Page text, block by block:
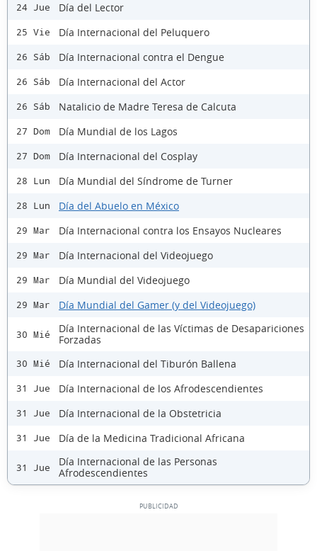
24 Jue Día del Lector
25 Vie Día Internacional del Peluquero
26 Sáb Día Internacional contra el Dengue
26 Sáb Día Internacional del Actor
26 Sáb Natalicio de Madre Teresa de Calcuta
27 Dom Día Mundial de los Lagos
27 Dom Día Internacional del Cosplay
28 Lun Día Mundial del Síndrome de Turner
28 Lun Día del Abuelo en México
29 Mar Día Internacional contra los Ensayos Nucleares
29 Mar Día Internacional del Videojuego
29 Mar Día Mundial del Videojuego
29 Mar Día Mundial del Gamer (y del Videojuego)
30 Mié
Día Internacional de las Víctimas de Desapariciones
Forzadas
30 Mié Día Internacional del Tiburón Ballena
31 Jue Día Internacional de los Afrodescendientes
31 Jue Día Internacional de la Obstetricia
31 Jue Día de la Medicina Tradicional Africana
31 Jue
Día Internacional de las Personas
Afrodescendientes